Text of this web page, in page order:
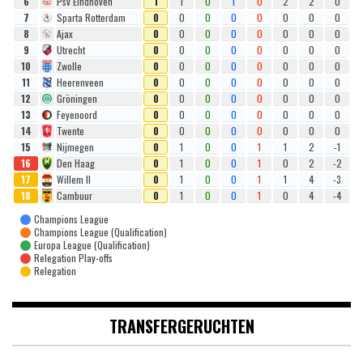
7
Sparta Rotterdam 0 0 0 0 0 0 0
0
8
Ajax 0 0 0 0 0 0 0
0
9
Utrecht 0 0 0 0 0 0 0
0
10
Zwolle 0 0 0 0 0 0 0
0
11
Heerenveen 0 0 0 0 0 0 0
0
12
Gröningen 0 0 0 0 0 0 0
0
13
Feyenoord 0 0 0 0 0 0 0
0
14
Twente 0 0 0 0 0 0 0
0
15
Nijmegen 0 1 0 0 1 1 2
-1
16
Den Haag 0 1 0 0 1 0 2
-2
17
Willem II 0 1 0 0 1 1 4
-3
18
Cambuur 0 1 0 0 1 0 4
-4
Champions League
Champions League (Qualification)
Europa League (Qualification)
Relegation Play-offs
Relegation
TRANSFERGERUCHTEN